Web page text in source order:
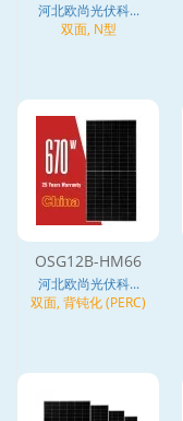
河北欧尚光伏科...
双面, N型
OSG12B-HM66
河北欧尚光伏科...
双面, 背钝化 (PERC)